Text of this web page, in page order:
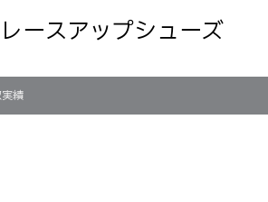
ースアップシューズ
績